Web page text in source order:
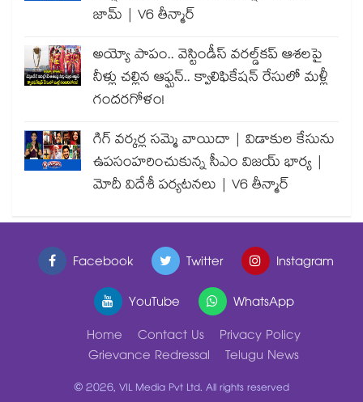
జామ్ | V6 తీన్మార్
అయ్యో పాపం.. వెస్టిండీస్ వరల్డ్‌కప్ ఆశలపై
నీళ్లు చల్లిన ఆఫ్ఘన్.. క్వాలిఫికేషన్ రేసులో మళ్లీ
గందరగోళం!
గిగ్ వర్కర్ల సమ్మె వాయిదా | విడాకుల కేసును
ఉపసంహరించుకున్న సీఎం విజయ్ భార్య |
మోదీ విదేశీ పర్యటనలు | V6 తీన్మార్
Facebook Twitter
Instagram
YouTube
WhatsApp
Home
Contact Us
Privacy Policy
Grievance Redressal
Telugu News
© 2026, VIL Media Pvt Ltd. All rights reserved